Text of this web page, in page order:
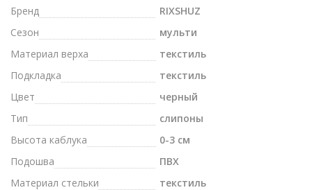
Бренд
RIXSHUZ
Сезон
мульти
Материал верха
текстиль
Подкладка
текстиль
Цвет
черный
Тип
слипоны
Высота каблука
0-3 см
Подошва
ПВХ
Материал стельки
текстиль